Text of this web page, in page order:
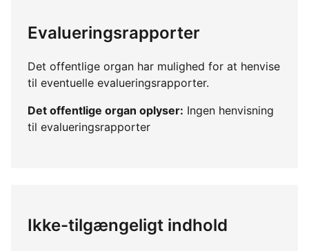
Evalueringsrapporter
Det offentlige organ har mulighed for at henvise
til eventuelle evalueringsrapporter.
Det offentlige organ oplyser: Ingen henvisning
til evalueringsrapporter
Ikke-tilgængeligt indhold